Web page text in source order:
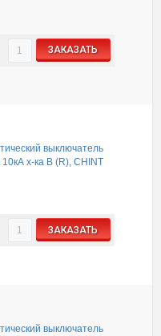
ЗАКАЗАТЬ
выключатель
х-ка B (R), CHINT
ЗАКАЗАТЬ
выключатель